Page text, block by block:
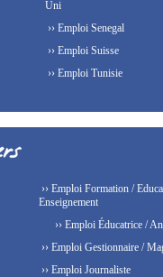
Uni
›› Emploi Senegal
›› Emploi Suisse
›› Emploi Tunisie
›› Emploi Formation /
Enseignement
›› Emploi Éducatrice /
›› Emploi Gestionnaire /
›› Emploi Journaliste